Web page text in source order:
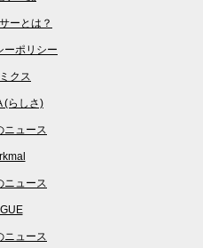
ーとは？
ーポリシー
クス
(らしさ)
ニュース
ニュース
ニュース